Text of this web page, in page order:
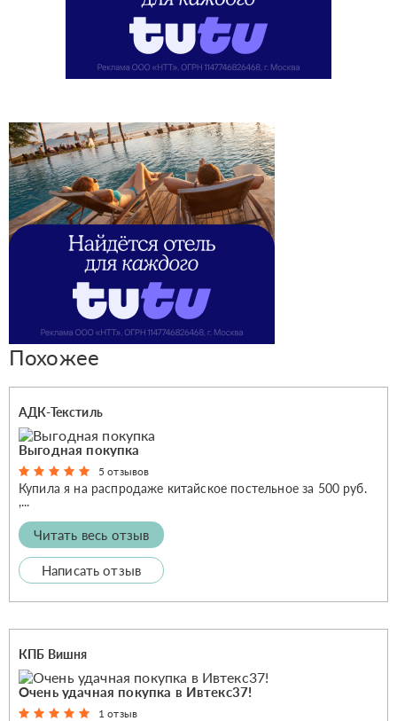
Похожее
АДК-Текстиль
Выгодная покупка
5 отзывов
Купила я на распродаже китайское постельное за 500 руб.
,...
Читать весь отзыв
Написать отзыв
КПБ Вишня
Очень удачная покупка в Ивтекс37!
1 отзыв